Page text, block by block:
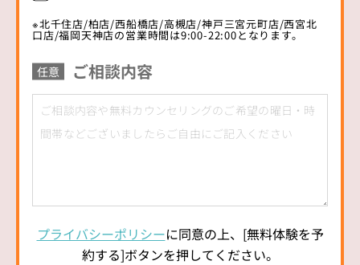
※北千住店/柏店/西船橋店/高槻店/神戸三宮元町店/西宮北
口店/福岡天神店の営業時間は9:00-22:00となります。
ご相談内容
任意
プライバシーポリシーに同意の上、[無料体験を予
約する]ボタンを押してください。